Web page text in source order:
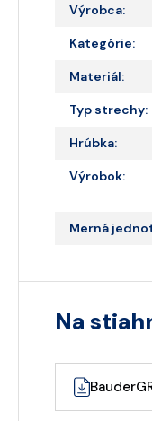
Výrobca:
Kategórie:
Materiál:
Typ strechy:
Hrúbka:
Výrobok:
Merná
Na